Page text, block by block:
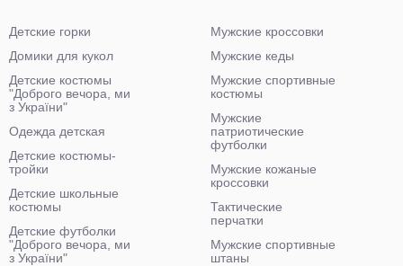
Детские горки
Домики для кукол
Детские костюмы
"Доброго вечора, ми
з України"
Одежда детская
Детские костюмы-
тройки
Детские школьные
костюмы
Детские футболки
"Доброго вечора, ми
з України"
Мужские кроссовки
Мужские кеды
Мужские спортивные
костюмы
Мужские
патриотические
футболки
Мужские кожаные
кроссовки
Тактические
перчатки
Мужские спортивные
штаны